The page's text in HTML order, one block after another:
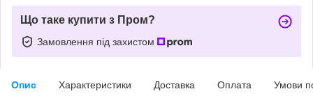
Що таке купити з Пром?
Замовлення під захистом
Опис Характеристики Доставка Оплата Умови